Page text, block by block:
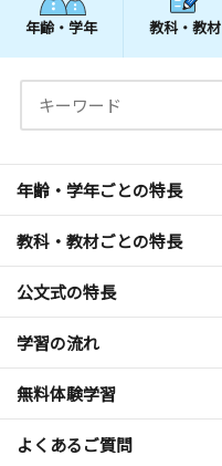
年齢・学年 教科・教材
年齢・学年ごとの特長
教科・教材ごとの特長
公文式の特長
学習の流れ
無料体験学習
よくあるご質問